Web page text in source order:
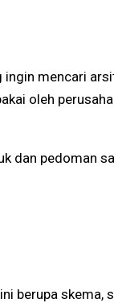
mencari
oleh
dan pedoman
berupa